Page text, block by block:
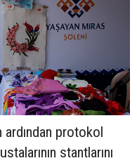
ardından protokol
stantlarını